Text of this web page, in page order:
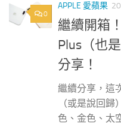
0
APPLE 愛蘋果
繼續開箱
Plus（也
分享！
繼續分享，這
（或是說回
色、金色、太